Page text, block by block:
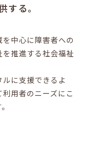
する。
中心に障害者への
推進する社会福祉
に支援できるよ
用者のニーズにこ